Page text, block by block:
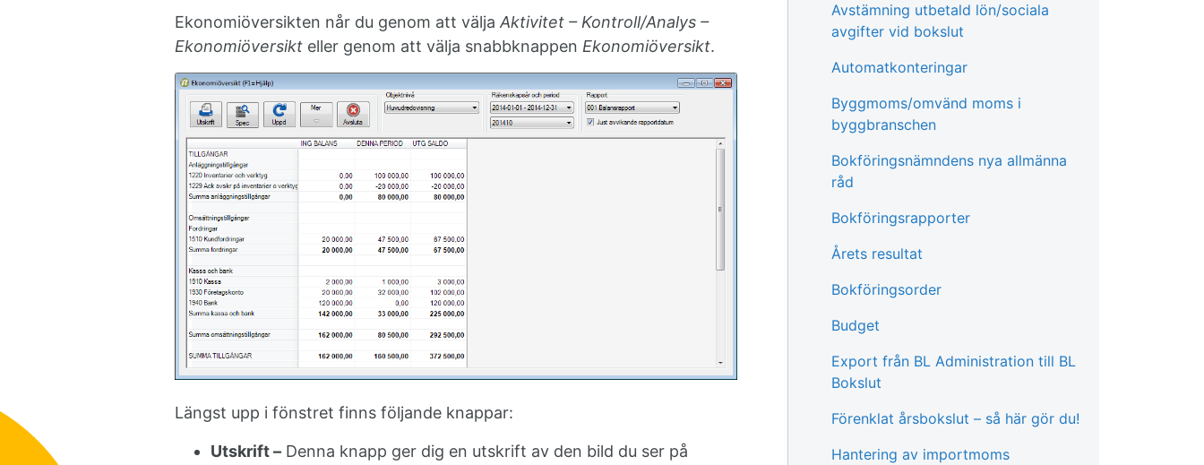
Ekonomiöversikten når du genom att välja Aktivitet – Kontroll/Analys –
Ekonomiöversikt eller genom att välja snabbknappen Ekonomiöversikt.
Längst upp i fönstret finns följande knappar:
Utskrift – Denna knapp ger dig en utskrift av den bild du ser på
Avstämning utbetald lön/sociala
avgifter vid bokslut
Automatkonteringar
Byggmoms/omvänd moms i
byggbranschen
Bokföringsnämndens nya allmänna
råd
Bokföringsrapporter
Årets resultat
Bokföringsorder
Budget
Export från BL Administration till BL
Bokslut
Förenklat årsbokslut – så här gör du!
Hantering av importmoms